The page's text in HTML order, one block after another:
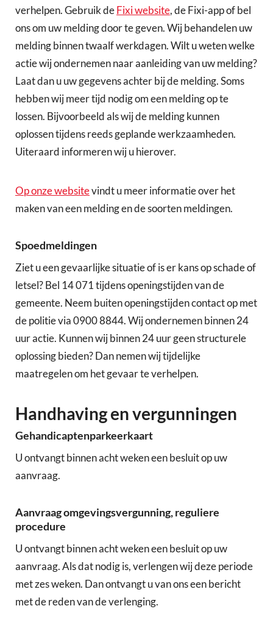
verhelpen. Gebruik deFixi website, de Fixi-app of bel
ons om uw melding door te geven. Wij behandelen uw
melding binnen twaalf werkdagen. Wilt u weten welke
actie wij ondernemen naar aanleiding van uw melding?
Laat dan u uw gegevens achter bij de melding. Soms
hebben wij meer tijd nodig om een melding op te
lossen. Bijvoorbeeld als wij de melding kunnen
oplossen tijdens reeds geplande werkzaamheden.
Uiteraard informeren wij u hierover.
Op onze websitevindt u meer informatie over het
maken van een melding en de soorten meldingen.
Spoedmeldingen
Ziet u een gevaarlijke situatie of is er kans op schade of
letsel? Bel 14 071 tijdens openingstijden van de
gemeente. Neem buiten openingstijden contact op met
de politie via 0900 8844. Wij ondernemen binnen 24
uur actie. Kunnen wij binnen 24 uur geen structurele
oplossing bieden? Dan nemen wij tijdelijke
maatregelen om het gevaar te verhelpen.
Handhaving en vergunningen
Gehandicaptenparkeerkaart
U ontvangt binnen acht weken een besluit op uw
aanvraag.
Aanvraag omgevingsvergunning, reguliere
procedure
U ontvangt binnen acht weken een besluit op uw
aanvraag. Als dat nodig is, verlengen wij deze periode
met zes weken. Dan ontvangt u van ons een bericht
met de reden van de verlenging.